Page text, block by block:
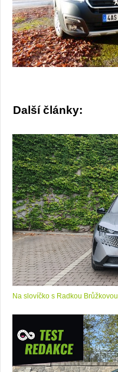
Další články:
Na slovíčko s Radkou Brůžkovou